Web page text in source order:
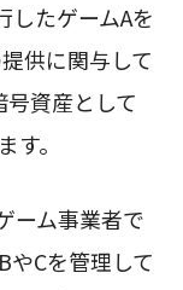
したゲームAを
供に関与して
資産として
。
ーム事業者で
Cを管理して